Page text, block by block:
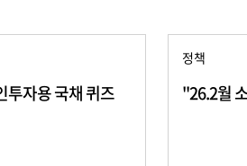
투자용 국채 퀴즈
정책
"26.2월